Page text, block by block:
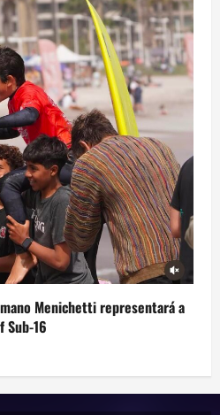
Menichetti representará a
Sub-16